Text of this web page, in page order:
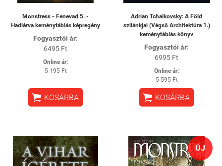
Monstress - Fenevad 5. -
Hadiárva keménytáblás képregény
Fogyasztói ár:
6495 Ft
Online ár:
5 195 Ft
 KOSÁRBA
Adrian Tchaikovsky: A Föld
szilánkjai (Végső Architektúra 1.)
keménytáblás könyv
Fogyasztói ár:
6995 Ft
Online ár:
5 595 Ft
 KOSÁRBA
ÚJ